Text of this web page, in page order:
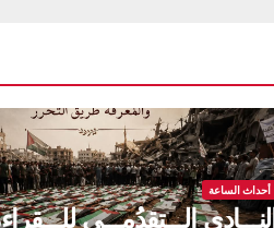
أحداث الساعة
النـــادي الـــتقدُمـــي